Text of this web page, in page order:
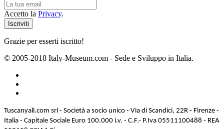
Accetto la Privacy.
Grazie per esserti iscritto!
© 2005-2018 Italy-Museum.com - Sede e Sviluppo in Italia.
Tuscanyall.com srl - Società a socio unico - Via di Scandici, 22R - Firenze -
Italia - Capitale Sociale Euro 100.000 i.v. - C.F.- P.Iva 05511100488 - REA